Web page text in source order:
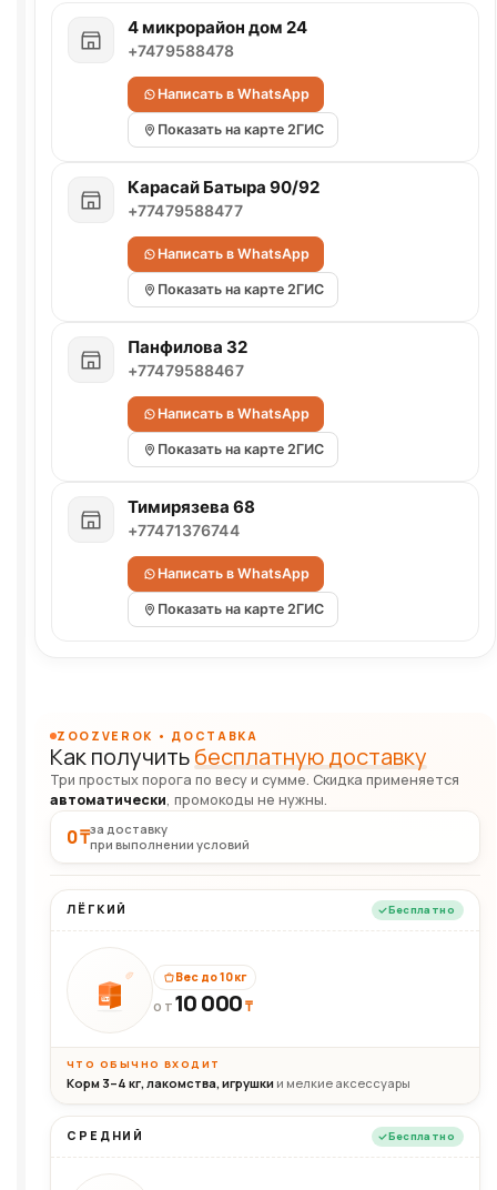
4 микрорайон дом 24
+7479588478
Написать в WhatsApp
Показать на карте 2ГИС
Карасай Батыра 90/92
+77479588477
Написать в WhatsApp
Показать на карте 2ГИС
Панфилова 32
+77479588467
Написать в WhatsApp
Показать на карте 2ГИС
Тимирязева 68
+77471376744
Написать в WhatsApp
Показать на карте 2ГИС
ZOOZVEROK • ДОСТАВКА
Как получитьбесплатную доставку
Три простых порога по весу и сумме. Скидка применяется
автоматически, промокоды не нужны.
0 ₸за доставку
при выполнении условий
ЛЁГКИЙ Бесплатно
10кг
Вес до 10 кг
ОТ 10 000₸
ЧТО ОБЫЧНО ВХОДИТ
Корм 3–4 кг, лакомства, игрушки и мелкие аксессуары
СРЕДНИЙ Бесплатно